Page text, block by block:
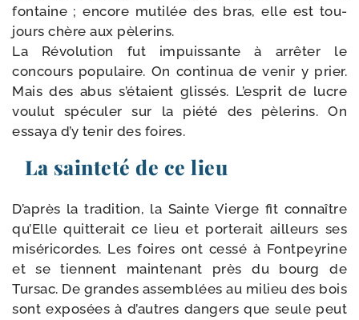
fon­taine ; encore muti­lée des bras, elle est tou­
jours chère aux pèlerins.
La Révolution fut impuis­sante à arrê­ter le
concours popu­laire. On conti­nua de venir y prier.
Mais des abus s’é­taient glis­sés. L’esprit de lucre
vou­lut spé­cu­ler sur la pié­té des pèle­rins. On
essaya d’y tenir des foires.
La sainteté de ce lieu
D’après la tra­di­tion, la Sainte Vierge fit connaître
qu’Elle quit­te­rait ce lieu et por­te­rait ailleurs ses
misé­ri­cordes. Les foires ont ces­sé à Fontpeyrine
et se tiennent main­te­nant près du bourg de
Tursac. De grandes assem­blées au milieu des bois
sont expo­sées à d’autres dan­gers que seule peut